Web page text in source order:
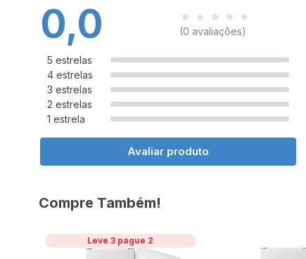
0,0 (0 avaliações)
5 estrelas
4 estrelas
3 estrelas
2 estrelas
1 estrela
Avaliar produto
Compre Também!
Leve 3 pague 2